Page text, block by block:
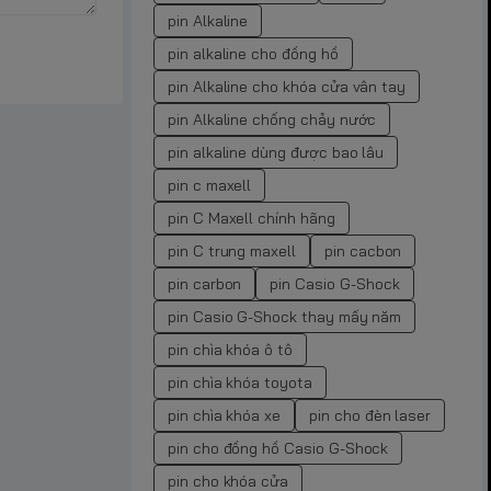
pin Alkaline
pin alkaline cho đồng hồ
pin Alkaline cho khóa cửa vân tay
pin Alkaline chống chảy nước
pin alkaline dùng được bao lâu
pin c maxell
pin C Maxell chính hãng
pin C trung maxell
pin cacbon
pin carbon
pin Casio G-Shock
pin Casio G-Shock thay mấy năm
pin chìa khóa ô tô
pin chìa khóa toyota
pin chìa khóa xe
pin cho đèn laser
pin cho đồng hồ Casio G-Shock
pin cho khóa cửa